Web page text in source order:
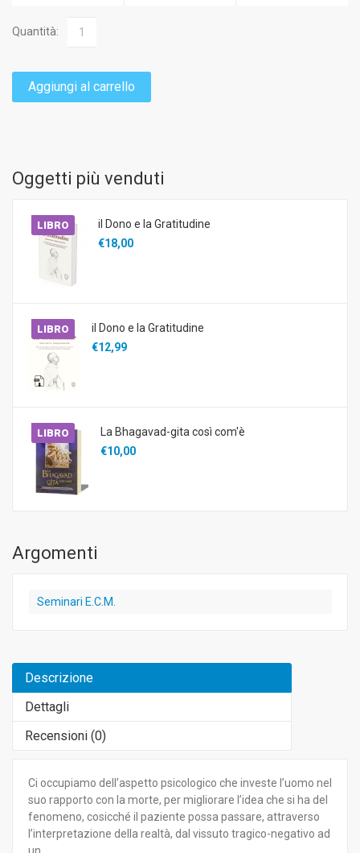
Quantità:
Aggiungi al carrello
Oggetti più venduti
LIBRO
il Dono e la Gratitudine
€18,00
LIBRO
il Dono e la Gratitudine
€12,99
LIBRO
La Bhagavad-gita così com'è
€10,00
Argomenti
Seminari E.C.M.
Descrizione
Dettagli
Recensioni (0)
Ci occupiamo dell’aspetto psicologico che investe l’uomo nel
suo rapporto con la morte, per migliorare l’idea che si ha del
fenomeno, cosicché il paziente possa passare, attraverso
l’interpretazione della realtà, dal vissuto tragico-negativo ad
un